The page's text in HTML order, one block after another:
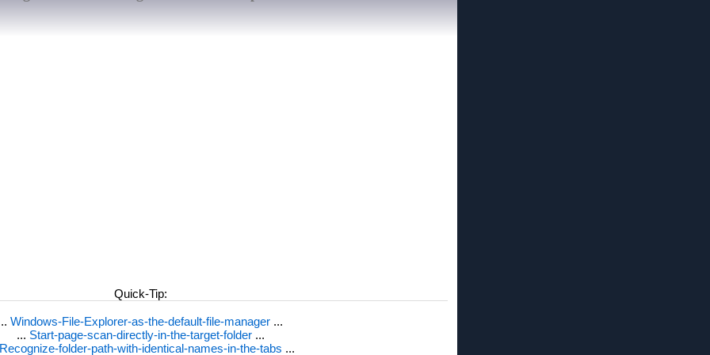
Quick-Tip:
Windows-File-Explorer-as-the-default-file-manager ...
... Start-page-scan-directly-in-the-target-folder ...
folder-path-with-identical-names-in-the-tabs ...